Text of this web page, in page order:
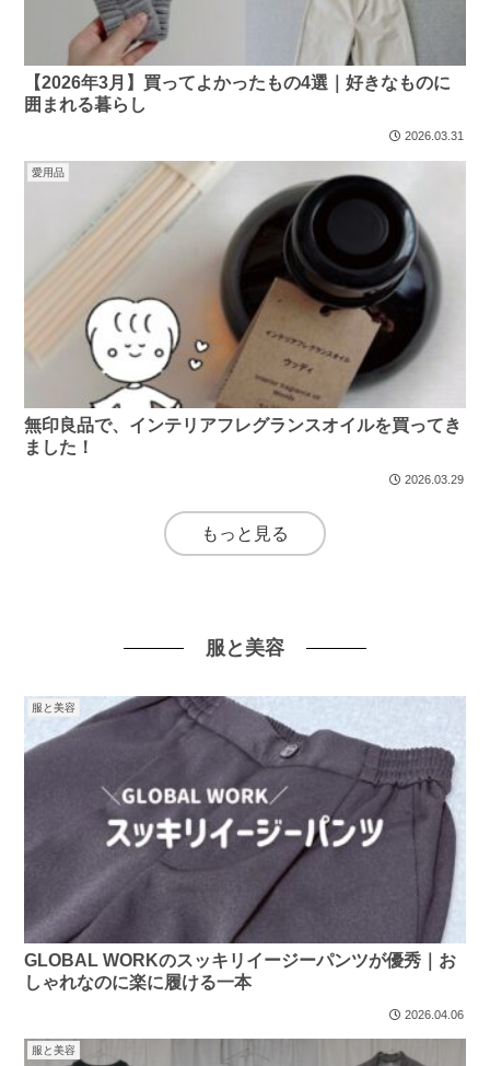
【2026年3月】買ってよかったもの4選｜好きなものに
囲まれる暮らし
2026.03.31
愛用品
無印良品で、インテリアフレグランスオイルを買ってき
ました！
2026.03.29
もっと見る
服と美容
服と美容
GLOBAL WORKのスッキリイージーパンツが優秀｜お
しゃれなのに楽に履ける一本
2026.04.06
服と美容